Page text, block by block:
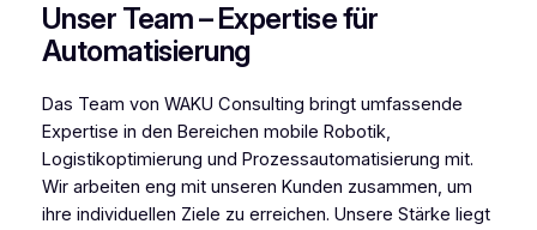
Unser Team – Expertise für
Automatisierung
Das Team von WAKU Consulting bringt umfassende
Expertise in den Bereichen mobile Robotik,
Logistikoptimierung und Prozessautomatisierung mit.
Wir arbeiten eng mit unseren Kunden zusammen, um
ihre individuellen Ziele zu erreichen. Unsere Stärke liegt